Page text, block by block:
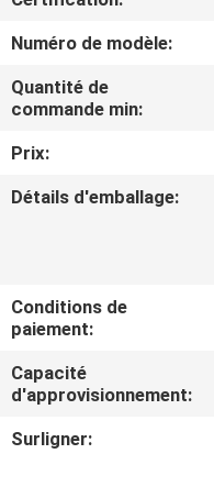
VISITE
D'USINE
CONTRÔLE
DE
CONTACTEZ-
NOUS
NOUVELLES
Numéro de modèle:
Quantité de
commande min:
Prix:
Détails d'emballage:
Conditions de
paiement:
Capacité
d'approvisionnement:
Surligner: